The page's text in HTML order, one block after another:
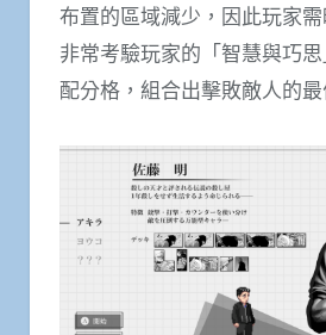
布置的區域減少，因此玩家需
非常考驗玩家的「智慧與巧
配分格，組合出擊敗敵人的最